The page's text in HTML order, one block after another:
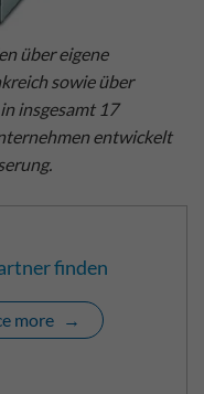
über eigene
sowie über
insgesamt 17
entwickelt
finden
more